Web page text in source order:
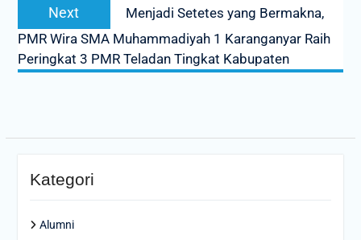
Next
post:
Menjadi Setetes yang Bermakna,
PMR Wira SMA Muhammadiyah 1 Karanganyar Raih
Peringkat 3 PMR Teladan Tingkat Kabupaten
Kategori
Alumni